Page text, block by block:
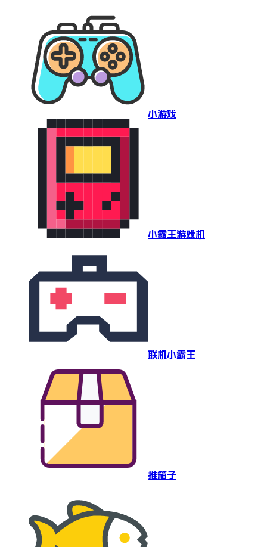
小游戏
小霸王游戏机
联机小霸王
推箱子